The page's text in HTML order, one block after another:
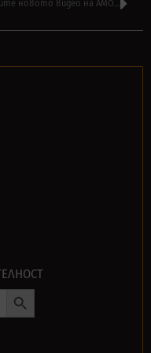
Гледайте новото видео на AMON AMARTH – ‘Put Your Back Into The Oar’
Search Button